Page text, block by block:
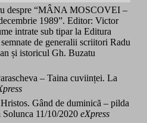
despre “MÂNA MOSCOVEI –
1989”. Editor: Victor
intrate sub tipar la Editura
de generalii scriitori Radu
și istoricul Gh. Buzatu
– Taina cuviinței. La
Gând de duminică – pilda
Solunca 11/10/2020 eXpress